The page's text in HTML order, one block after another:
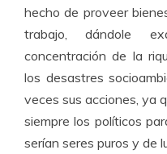
hecho de proveer
trabajo, dándole
concentración de la
los desastres
veces sus acciones, ya
siempre los políticos
serían seres puros y de